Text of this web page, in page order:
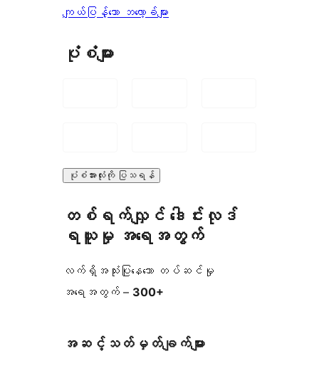
ကျယ်ပြန့်သော ဘလော့ခ်များ
ပုံစံများ
ပုံစံအားလုံးကို ပြသရန်
တစ်ရက်လျှင် ဒေါင်းလုဒ်
ရယူမှု အရေအတွက်
လက်ရှိအသုံးပြုနေသော တပ်ဆင်မှု
အရေအတွက် – 300+
အဆင့်သတ်မှတ်ချက်များ